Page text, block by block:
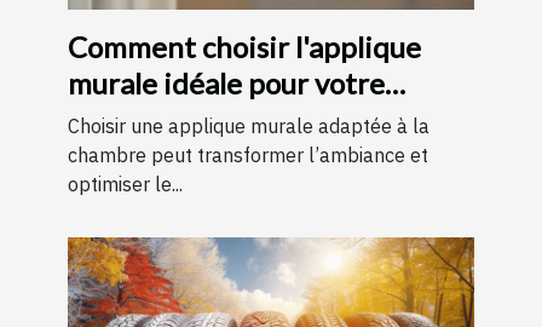
Comment choisir l'applique
murale idéale pour votre
chambre
Choisir une applique murale adaptée à la
chambre peut transformer l’ambiance et
optimiser le...